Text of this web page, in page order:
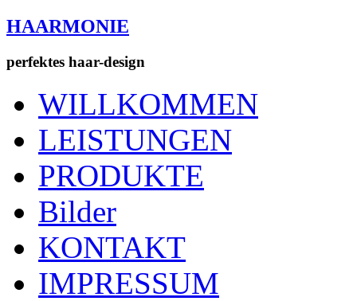
HAARMONIE
perfektes haar-design
WILLKOMMEN
LEISTUNGEN
PRODUKTE
Bilder
KONTAKT
IMPRESSUM